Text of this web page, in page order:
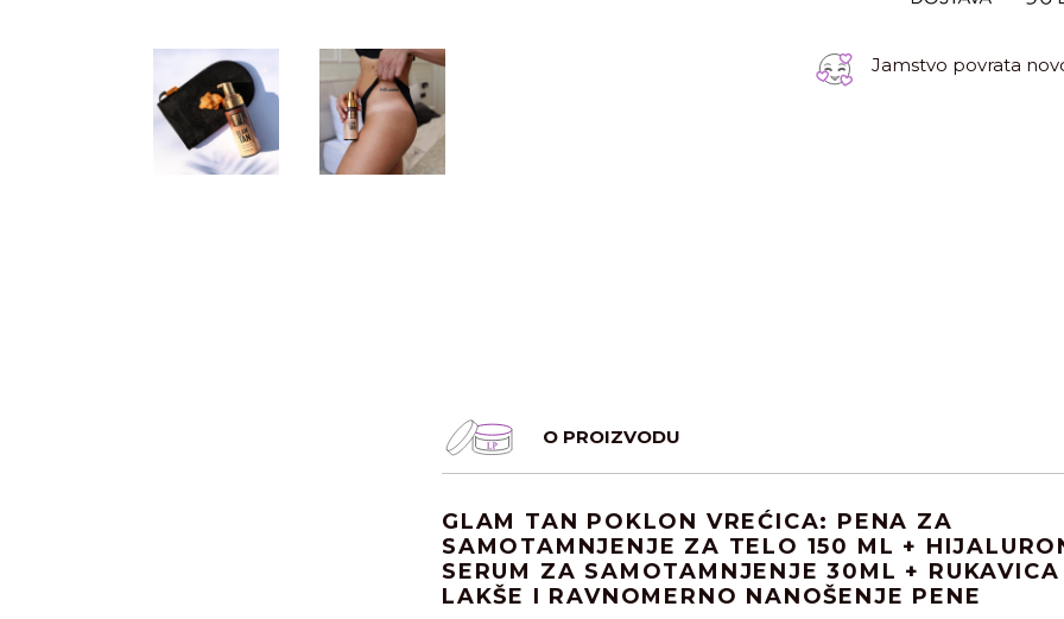
Jamstvo povrata
O PROIZVODU
GLAM TAN POKLON VREĆICA: PENA ZA
SAMOTAMNJENJE ZA TELO 150 ML +
SERUM ZA SAMOTAMNJENJE 30ML +
LAKŠE I RAVNOMERNO NANOŠENJE PENE